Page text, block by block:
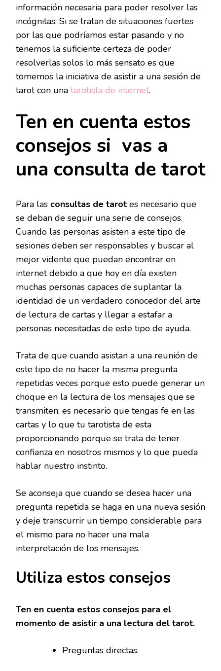
información necesaria para poder resolver las
incógnitas. Si se tratan de situaciones fuertes
por las que podríamos estar pasando y no
tenemos la suficiente certeza de poder
resolverlas solos lo más sensato es que
tomemos la iniciativa de asistir a una sesión de
tarot con una tarotista de internet.
Ten en cuenta estos
consejos si vas a
una consulta de tarot
Para las consultas de tarot es necesario que
se deban de seguir una serie de consejos.
Cuando las personas asisten a este tipo de
sesiones deben ser responsables y buscar al
mejor vidente que puedan encontrar en
internet debido a que hoy en día existen
muchas personas capaces de suplantar la
identidad de un verdadero conocedor del arte
de lectura de cartas y llegar a estafar a
personas necesitadas de este tipo de ayuda.
Trata de que cuando asistan a una reunión de
este tipo de no hacer la misma pregunta
repetidas veces porque esto puede generar un
choque en la lectura de los mensajes que se
transmiten; es necesario que tengas fe en las
cartas y lo que tu tarotista de esta
proporcionando porque se trata de tener
confianza en nosotros mismos y lo que pueda
hablar nuestro instinto.
Se aconseja que cuando se desea hacer una
pregunta repetida se haga en una nueva sesión
y deje transcurrir un tiempo considerable para
el mismo para no hacer una mala
interpretación de los mensajes.
Utiliza estos consejos
Ten en cuenta estos consejos para el
momento de asistir a una lectura del tarot.
Preguntas directas.